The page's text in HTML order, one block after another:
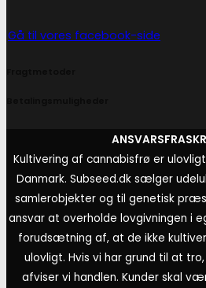
Gå til vores facebook-side
Kultivering af cannabisfrø er
Danmark. Subseed.dk sælger
samlerobjekter og til genetisk
ansvar at overholde lovgivningen i
forudsætning af, at de ikke
ulovligt. Hvis vi har grund til at
afviser vi handlen. Kunder skal